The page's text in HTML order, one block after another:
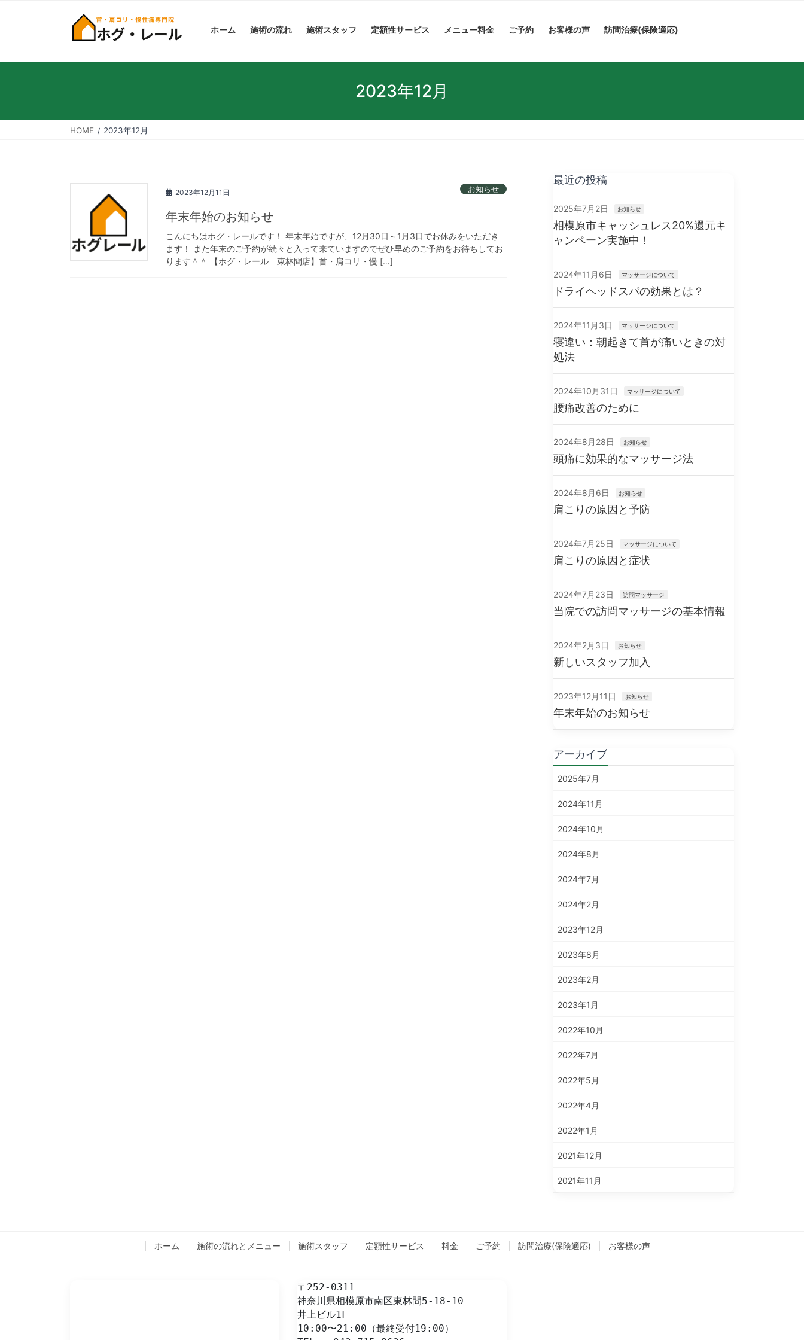
キ
に
ホーム 施術の流れ 施術スタッフ 定額性サービス メニュー料金 ご予約 お客様の声 訪問治療(保険適応)
2023年12月
HOME 2023年12月
2023年12月11日 お知らせ
年末年始のお知らせ
こんにちはホグ・レールです！ 年末年始ですが、12月30日～1月3日でお休みをいただき
ます！ また年末のご予約が続々と入って来ていますのでぜひ早めのご予約をお待ちしてお
ります＾＾ 【ホグ・レール 東林間店】首・肩コリ・慢 […]
最近の投稿
2025年7月2日 お知らせ
相模原市キャッシュレス20%還元キ
ャンペーン実施中！
2024年11月6日 マッサージについて
ドライヘッドスパの効果とは？
2024年11月3日 マッサージについて
寝違い：朝起きて首が痛いときの対
処法
2024年10月31日 マッサージについて
腰痛改善のために
2024年8月28日 お知らせ
頭痛に効果的なマッサージ法
2024年8月6日 お知らせ
肩こりの原因と予防
2024年7月25日 マッサージについて
肩こりの原因と症状
2024年7月23日 訪問マッサージ
当院での訪問マッサージの基本情報
2024年2月3日 お知らせ
新しいスタッフ加入
2023年12月11日 お知らせ
年末年始のお知らせ
アーカイブ
2025年7月
2024年11月
2024年10月
2024年8月
2024年7月
2024年2月
2023年12月
2023年8月
2023年2月
2023年1月
2022年10月
2022年7月
2022年5月
2022年4月
2022年1月
2021年12月
2021年11月
ホーム 施術の流れとメニュー 施術スタッフ 定額性サービス 料金 ご予約 訪問治療(保険適応) お客様の声
〒252-0311
神奈川県相模原市南区東林間5-18-10
井上ビル1F
10:00〜21:00（最終受付19:00）